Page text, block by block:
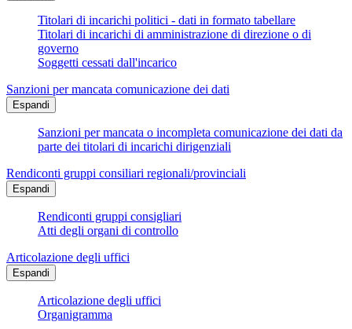
Titolari di incarichi politici - dati in formato tabellare
Titolari di incarichi di amministrazione di direzione o di
governo
Soggetti cessati dall'incarico
Sanzioni per mancata comunicazione dei dati
Espandi
Sanzioni per mancata o incompleta comunicazione dei dati da
parte dei titolari di incarichi dirigenziali
Rendiconti gruppi consiliari regionali/provinciali
Espandi
Rendiconti gruppi consigliari
Atti degli organi di controllo
Articolazione degli uffici
Espandi
Articolazione degli uffici
Organigramma